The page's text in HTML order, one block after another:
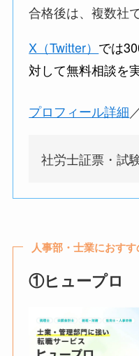
合格後は、複数社
X（Twitter） では3
対して無料相談を実
プロフィール詳細
社労士証票・試
人事部・士業におす
①ヒュープロ